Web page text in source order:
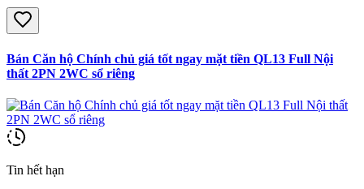
Bán Căn hộ Chính chủ giá tốt ngay mặt tiền QL13 Full Nội
thất 2PN 2WC sổ riêng
Tin hết hạn